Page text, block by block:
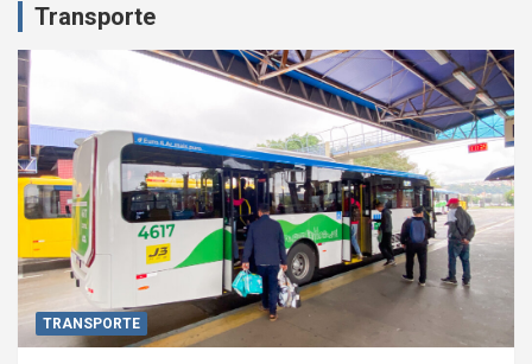
Transporte
TRANSPORTE